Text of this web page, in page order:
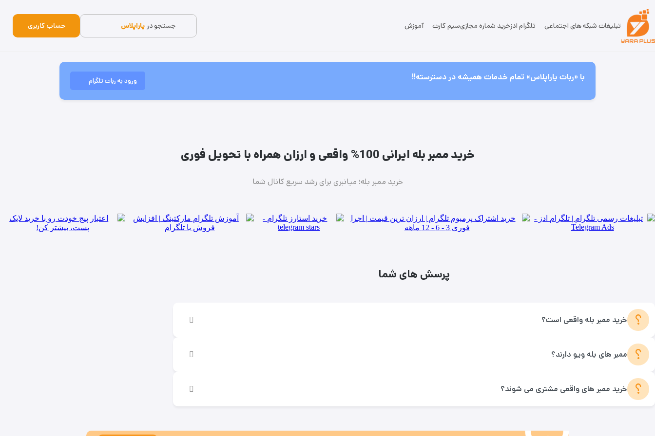
تبلیغات شبکه های اجتماعی تلگرام ادزخرید شماره مجازیسیم کارت آموزش جستجو در یاراپلاس حساب کاربری
با «ربات یاراپلاس» تمام خدمات همیشه در دسترسته!! ورود به ربات تلگرام
خرید ممبر بله ایرانی 100% واقعی و ارزان همراه با تحویل فوری
خرید ممبر بله؛ میانبری برای رشد سریع کانال شما
پرسش های شما
؟ خرید ممبر بله واقعی است؟
؟ ممبر های بله ویو دارند؟
؟ خرید ممبر های واقعی مشتری می شوند؟